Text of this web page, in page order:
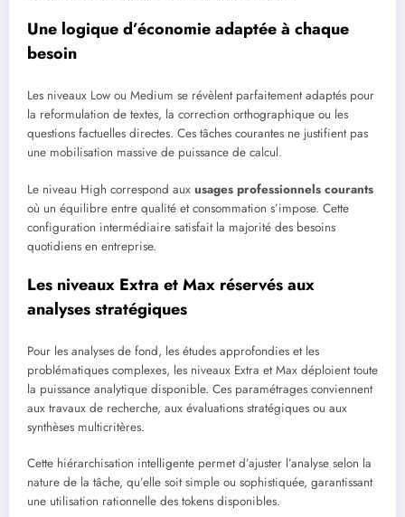
Une logique d’économie adaptée à chaque
besoin
Les niveaux Low ou Medium se révèlent parfaitement adaptés pour
la reformulation de textes, la correction orthographique ou les
questions factuelles directes. Ces tâches courantes ne justifient pas
une mobilisation massive de puissance de calcul.
Le niveau High correspond aux usages professionnels courants
où un équilibre entre qualité et consommation s’impose. Cette
configuration intermédiaire satisfait la majorité des besoins
quotidiens en entreprise.
Les niveaux Extra et Max réservés aux
analyses stratégiques
Pour les analyses de fond, les études approfondies et les
problématiques complexes, les niveaux Extra et Max déploient toute
la puissance analytique disponible. Ces paramétrages conviennent
aux travaux de recherche, aux évaluations stratégiques ou aux
synthèses multicritères.
Cette hiérarchisation intelligente permet d’ajuster l’analyse selon la
nature de la tâche, qu’elle soit simple ou sophistiquée, garantissant
une utilisation rationnelle des tokens disponibles.